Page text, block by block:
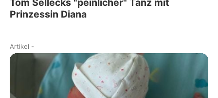
Tom Sellecks "peinlicher" Tanz mit
Prinzessin Diana
Artikel -